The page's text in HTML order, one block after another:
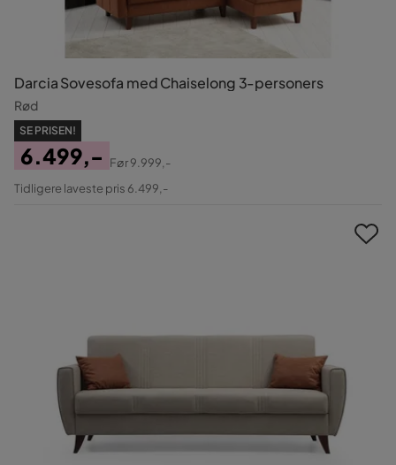
Darcia Sovesofa med Chaiselong 3-personers
Rød
SE PRISEN!
Pris
6.499,-
Original
Før9.999,-
Tidligere laveste pris 6.499,-